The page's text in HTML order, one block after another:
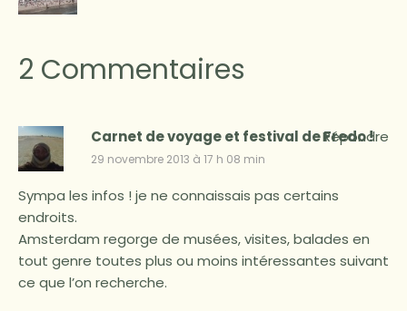
2 Commentaires
Carnet de voyage et festival de Fredo !
29 novembre 2013 à 17 h 08 min
Sympa les infos ! je ne connaissais pas certains
endroits.
Amsterdam regorge de musées, visites, balades en
tout genre toutes plus ou moins intéressantes suivant
ce que l’on recherche.
Répondre